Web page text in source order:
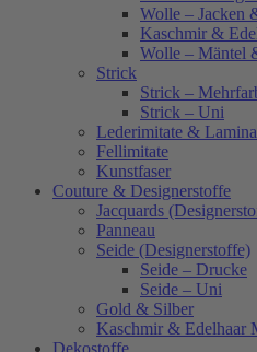
Wolle – Jacken
Kaschmir &
Wolle – Mäntel
Strick
Strick –
Strick – Uni
Lederimitate &
Fellimitate
Kunstfaser
Couture & Designerstoffe
Jacquards
Panneau
Seide (Designerstoffe)
Seide – Drucke
Seide – Uni
Gold & Silber
Kaschmir & Edelhaar
Dekostoffe